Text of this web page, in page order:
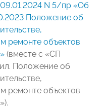
N 5/пр «Об
Положение об
ремонте объектов
(вместе с «СП
Положение об
ремонте объектов